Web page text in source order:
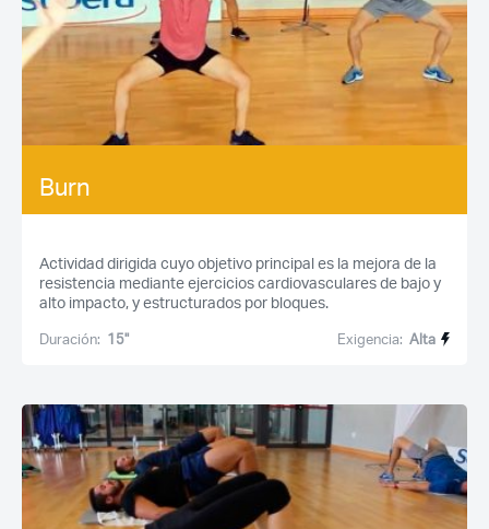
Burn
Actividad dirigida cuyo objetivo principal es la mejora de la
resistencia mediante ejercicios cardiovasculares de bajo y
alto impacto, y estructurados por bloques.
Duración: 15'' Exigencia: Alta